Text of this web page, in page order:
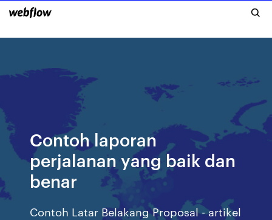
Contoh laporan
perjalanan yang baik dan
benar
Contoh Latar Belakang Proposal - artikel